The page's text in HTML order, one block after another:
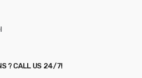
? CALL US 24/7!